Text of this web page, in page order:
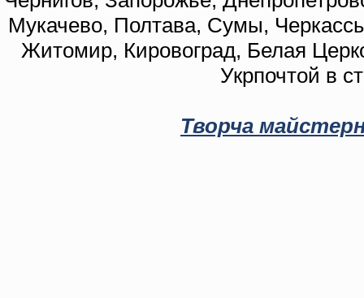
Мукачево, Полтава, Сумы,
Житомир, Кировоград, Белая
Укрпочтой в
Творча